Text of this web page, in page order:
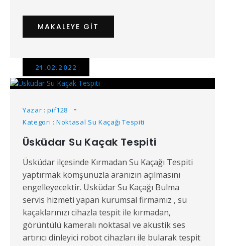
MAKALEYE GIT
21.02.2022
Yazar : pif128
Kategori : Noktasal Su Kaçağı Tespiti
Üsküdar Su Kaçak Tespiti
Üsküdar ilçesinde Kırmadan Su Kaçağı Tespiti
yaptırmak komşunuzla aranızın açılmasını
engelleyecektir. Üsküdar Su Kaçağı Bulma
servis hizmeti yapan kurumsal firmamız , su
kaçaklarınızı cihazla tespit ile kırmadan,
görüntülü kameralı noktasal ve akustik ses
artırıcı dinleyici robot cihazları ile bularak tespit